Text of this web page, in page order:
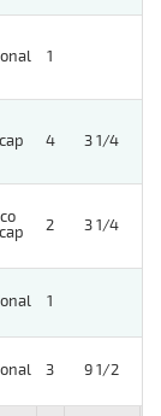
1
4 3 1/4
2 3 1/4
1
3 9 1/2